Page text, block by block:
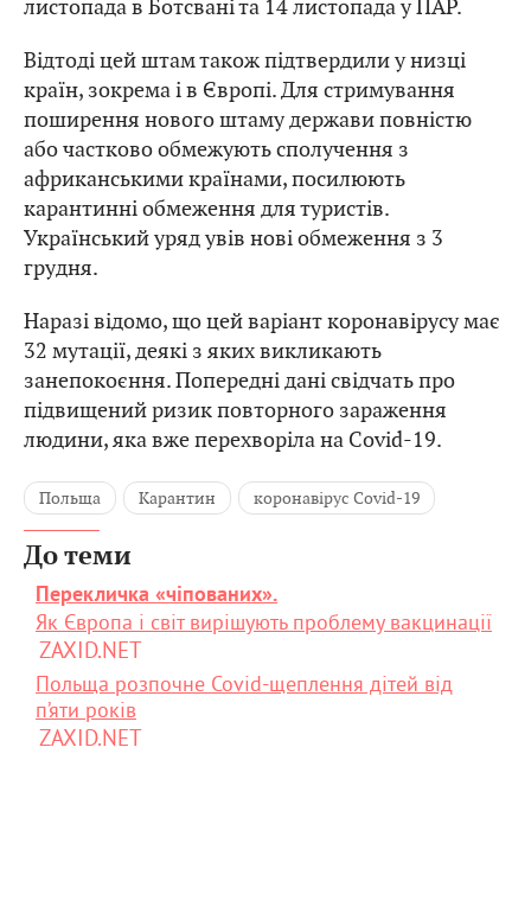
листопада в Ботсвані та 14 листопада у ПАР.
Відтоді цей штам також підтвердили у низці
країн, зокрема і в Європі. Для стримування
поширення нового штаму держави повністю
або частково обмежують сполучення з
африканськими країнами, посилюють
карантинні обмеження для туристів.
Український уряд увів нові обмеження з 3
грудня.
Наразі відомо, що цей варіант коронавірусу має
32 мутації, деякі з яких викликають
занепокоєння. Попередні дані свідчать про
підвищений ризик повторного зараження
людини, яка вже перехворіла на Covid-19.
Польща Карантин коронавірус Covid-19
До теми
Перекличка «чіпованих».
Як Європа і світ вирішують проблему вакцинації
ZAXID.NET
Польща розпочне Covid-щеплення дітей від
п’яти років
ZAXID.NET